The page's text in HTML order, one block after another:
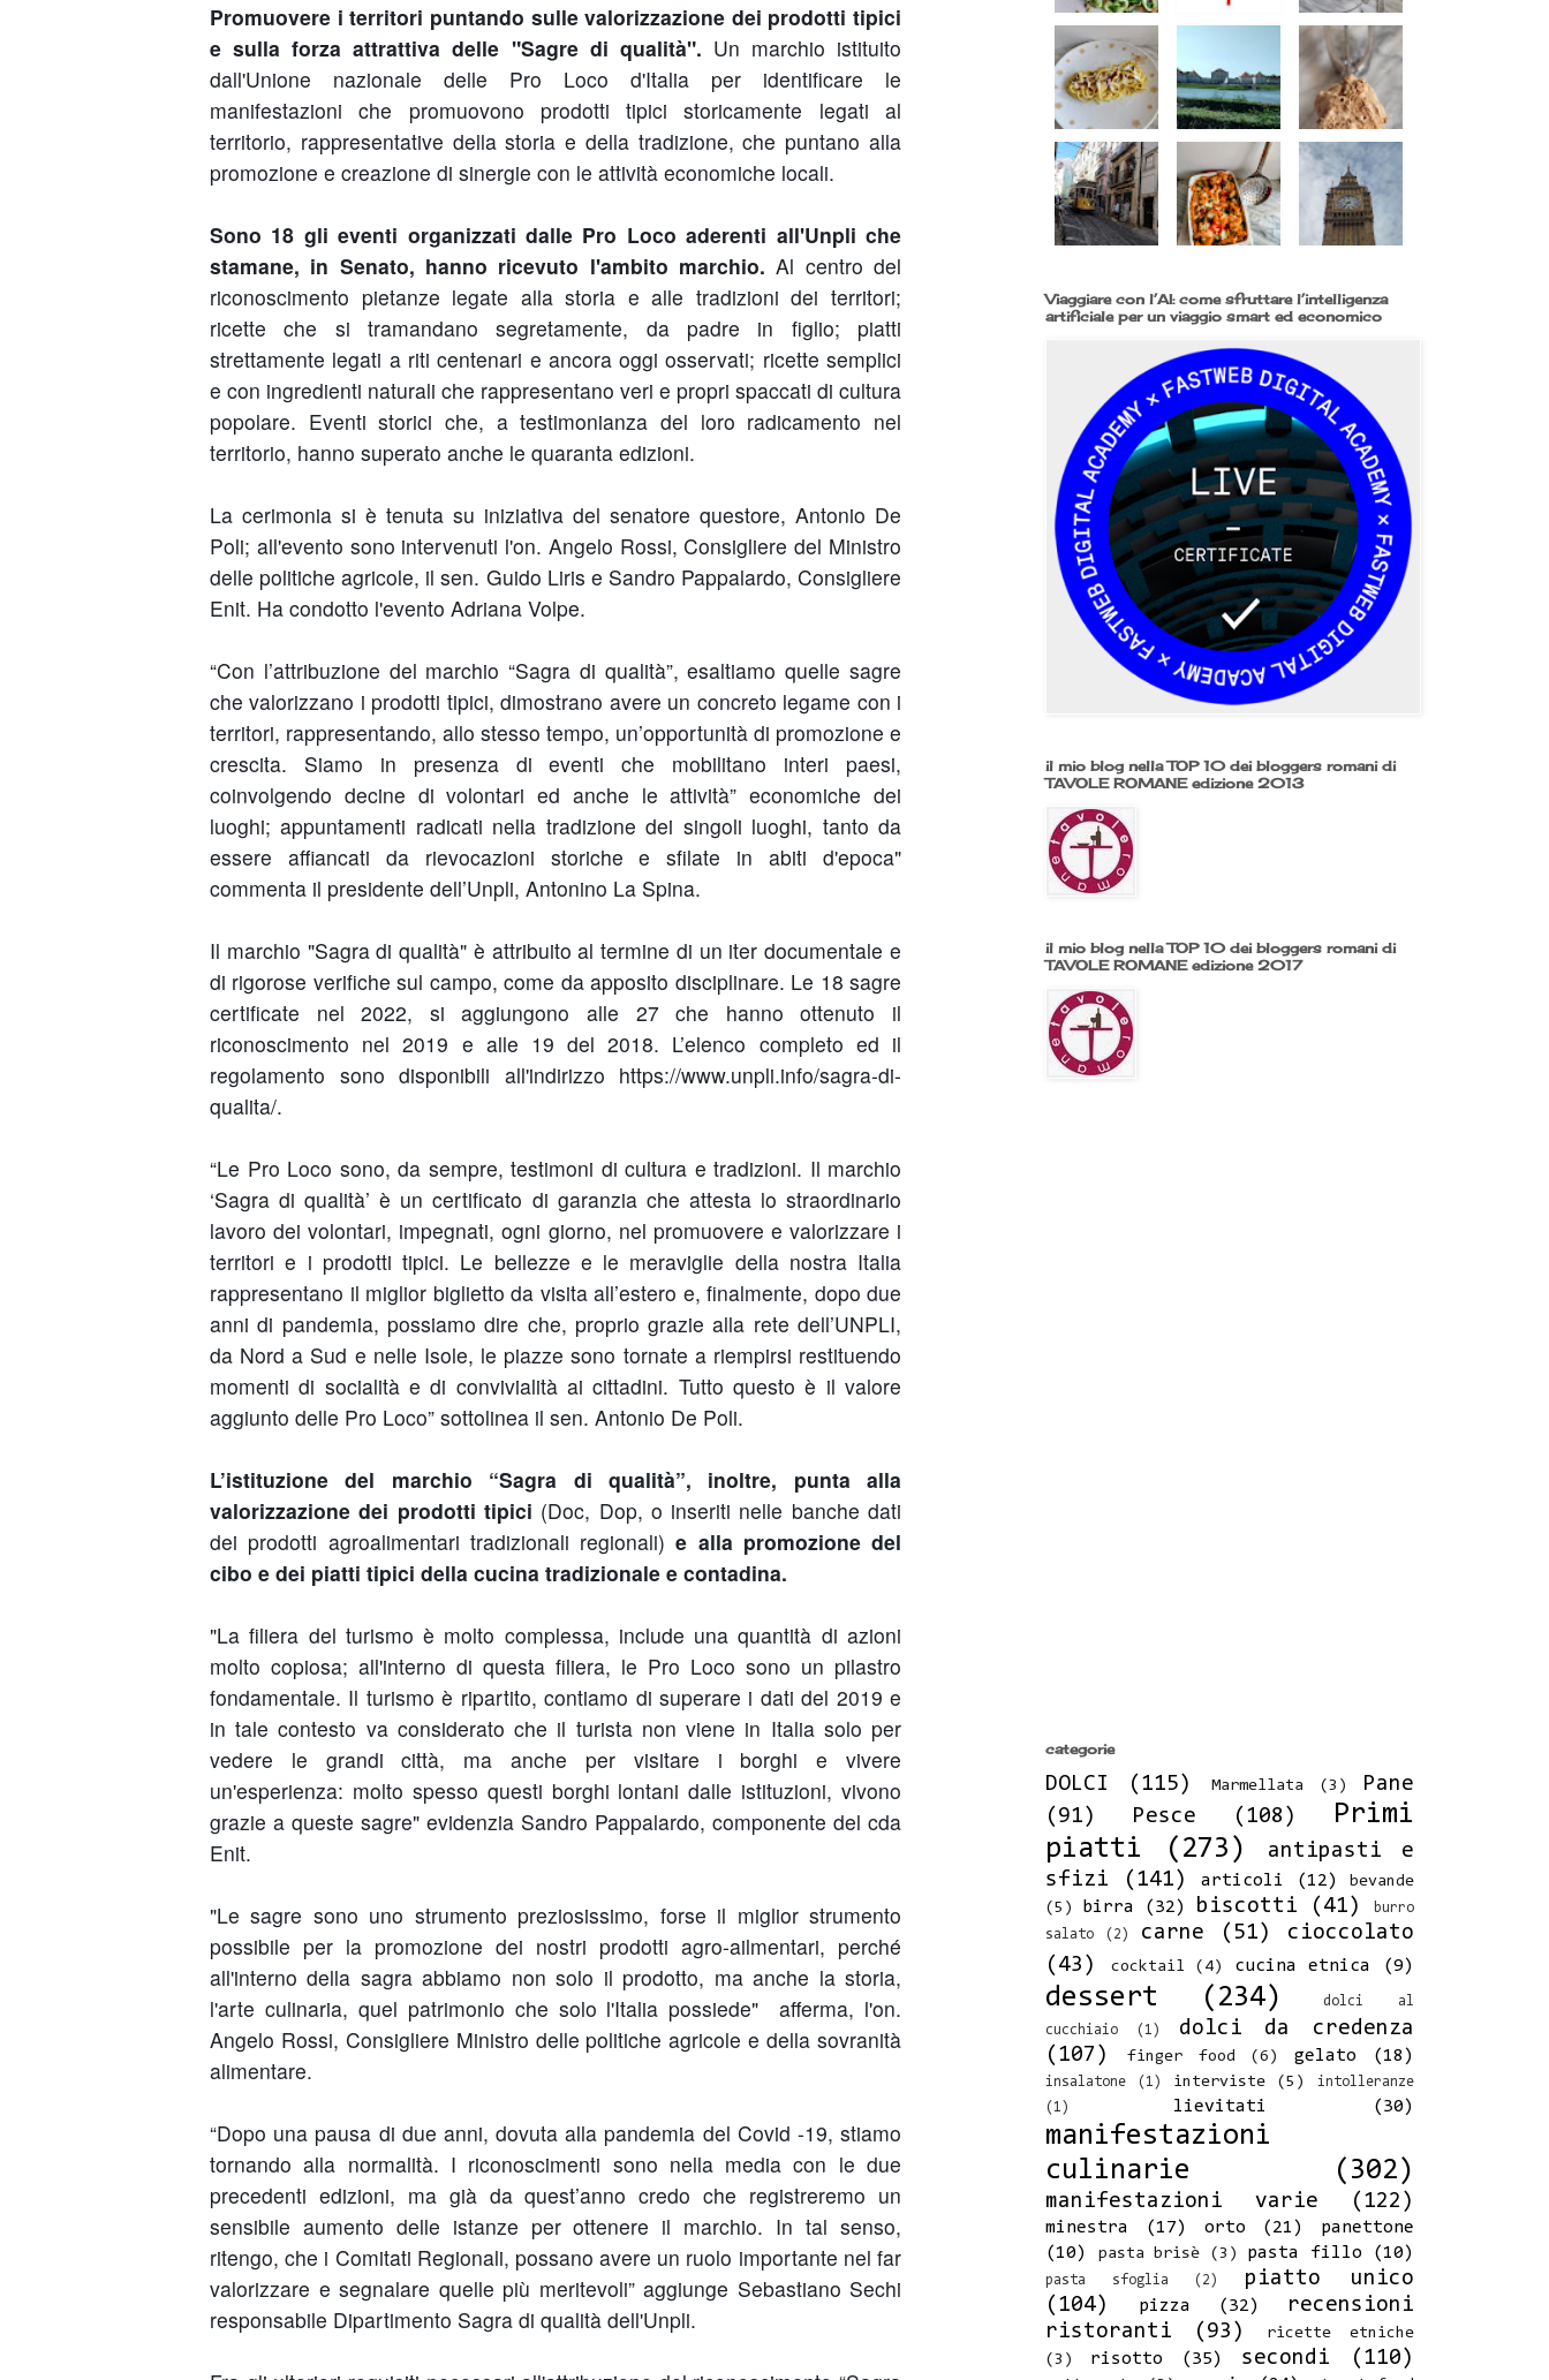
Promuovere i territori puntando sulle valorizzazione dei prodotti tipici
e sulla forza attrattiva delle "Sagre di qualità". Un marchio istituito
dall'Unione nazionale delle Pro Loco d'Italia per identificare le
manifestazioni che promuovono prodotti tipici storicamente legati al
territorio, rappresentative della storia e della tradizione, che puntano alla
promozione e creazione di sinergie con le attività economiche locali.
Sono 18 gli eventi organizzati dalle Pro Loco aderenti all'Unpli che
stamane, in Senato, hanno ricevuto l'ambito marchio.Al centro del
riconoscimento pietanze legate alla storia e alle tradizioni dei territori;
ricette che si tramandano segretamente, da padre in figlio; piatti
strettamente legati a riti centenari e ancora oggi osservati; ricette semplici
e con ingredienti naturali che rappresentano veri e propri spaccati di cultura
popolare. Eventi storici che, a testimonianza del loro radicamento nel
territorio, hanno superato anche le quaranta edizioni.
La cerimonia si è tenuta su iniziativa del senatore questore, Antonio De
Poli; all'evento sono intervenuti l'on. Angelo Rossi, Consigliere del Ministro
delle politiche agricole, il sen. Guido Liris e Sandro Pappalardo, Consigliere
Enit. Ha condotto l'evento Adriana Volpe.
“Con l’attribuzione del marchio “Sagra di qualità”, esaltiamo quelle sagre
che valorizzano i prodotti tipici, dimostrano avere un concreto legame con i
territori, rappresentando, allo stesso tempo, un’opportunità di promozione e
crescita. Siamo in presenza di eventi che mobilitano interi paesi,
coinvolgendo decine di volontari ed anche le attività” economiche dei
luoghi; appuntamenti radicati nella tradizione dei singoli luoghi, tanto da
essere affiancati da rievocazioni storiche e sfilate in abiti d'epoca"
commenta il presidente dell’Unpli, Antonino La Spina.
Il marchio "Sagra di qualità" è attribuito al termine di un iter documentale e
di rigorose verifiche sul campo, come da apposito disciplinare. Le 18 sagre
certificate nel 2022, si aggiungono alle 27 che hanno ottenuto il
riconoscimento nel 2019 e alle 19 del 2018. L’elenco completo ed il
regolamento sono disponibili all'indirizzo https://www.unpli.info/sagra-di-
qualita/.
“Le Pro Loco sono, da sempre, testimoni di cultura e tradizioni. Il marchio
‘Sagra di qualità’ è un certificato di garanzia che attesta lo straordinario
lavoro dei volontari, impegnati, ogni giorno, nel promuovere e valorizzare i
territori e i prodotti tipici. Le bellezze e le meraviglie della nostra Italia
rappresentano il miglior biglietto da visita all’estero e, finalmente, dopo due
anni di pandemia, possiamo dire che, proprio grazie alla rete dell’UNPLI,
da Nord a Sud e nelle Isole, le piazze sono tornate a riempirsi restituendo
momenti di socialità e di convivialità ai cittadini. Tutto questo è il valore
aggiunto delle Pro Loco” sottolinea il sen. Antonio De Poli.
L’istituzione del marchio “Sagra di qualità”, inoltre, punta alla
valorizzazione dei prodotti tipici (Doc, Dop, o inseriti nelle banche dati
dei prodotti agroalimentari tradizionali regionali)e alla promozione del
cibo e dei piatti tipici della cucina tradizionale e contadina.
"La filiera del turismo è molto complessa, include una quantità di azioni
molto copiosa; all'interno di questa filiera, le Pro Loco sono un pilastro
fondamentale. Il turismo è ripartito, contiamo di superare i dati del 2019 e
in tale contesto va considerato che il turista non viene in Italia solo per
vedere le grandi città, ma anche per visitare i borghi e vivere
un'esperienza: molto spesso questi borghi lontani dalle istituzioni, vivono
grazie a queste sagre" evidenzia Sandro Pappalardo, componente del cda
Enit.
"Le sagre sono uno strumento preziosissimo, forse il miglior strumento
possibile per la promozione dei nostri prodotti agro-ailmentari, perché
all'interno della sagra abbiamo non solo il prodotto, ma anche la storia,
l'arte culinaria, quel patrimonio che solo l'Italia possiede" afferma, l'on.
Angelo Rossi, Consigliere Ministro delle politiche agricole e della sovranità
alimentare.
“Dopo una pausa di due anni, dovuta alla pandemia del Covid -19, stiamo
tornando alla normalità. I riconoscimenti sono nella media con le due
precedenti edizioni, ma già da quest’anno credo che registreremo un
sensibile aumento delle istanze per ottenere il marchio. In tal senso,
ritengo, che i Comitati Regionali, possano avere un ruolo importante nel far
valorizzare e segnalare quelle più meritevoli” aggiunge Sebastiano Sechi
responsabile Dipartimento Sagra di qualità dell'Unpli.
Viaggiare con l’AI: come sfruttare l’intelligenza
artificiale per un viaggio smart ed economico
il mio blog nella TOP 10 dei bloggers romani di
TAVOLE ROMANE edizione 2013
il mio blog nella TOP 10 dei bloggers romani di
TAVOLE ROMANE edizione 2017
categorie
DOLCI (115) Marmellata (3)
Pane
(91)
Pesce (108)
Primi
piatti
(273)
antipasti e
sfizi
(141) articoli (12)
bevande
(5)
birra (32) biscotti (41)
burro
salato
(2) carne (51)
cioccolato
(43)
cocktail (4) cucina etnica (9)
dessert (234)
dolci al
cucchiaio
(1)
dolci da credenza
(107)
finger food (6) gelato (18)
insalatone (1) interviste (5)
intolleranze
(1)
lievitati (30)
manifestazioni
culinarie
(302)
manifestazioni varie (122)
minestra (17) orto (21)
panettone
(10)
pasta brisè (3) pasta fillo (10)
pasta sfoglia (2)
piatto unico
(104)
pizza (32)
recensioni
ristoranti
(93)
ricette etniche
(3)
risotto (35) secondi (110)